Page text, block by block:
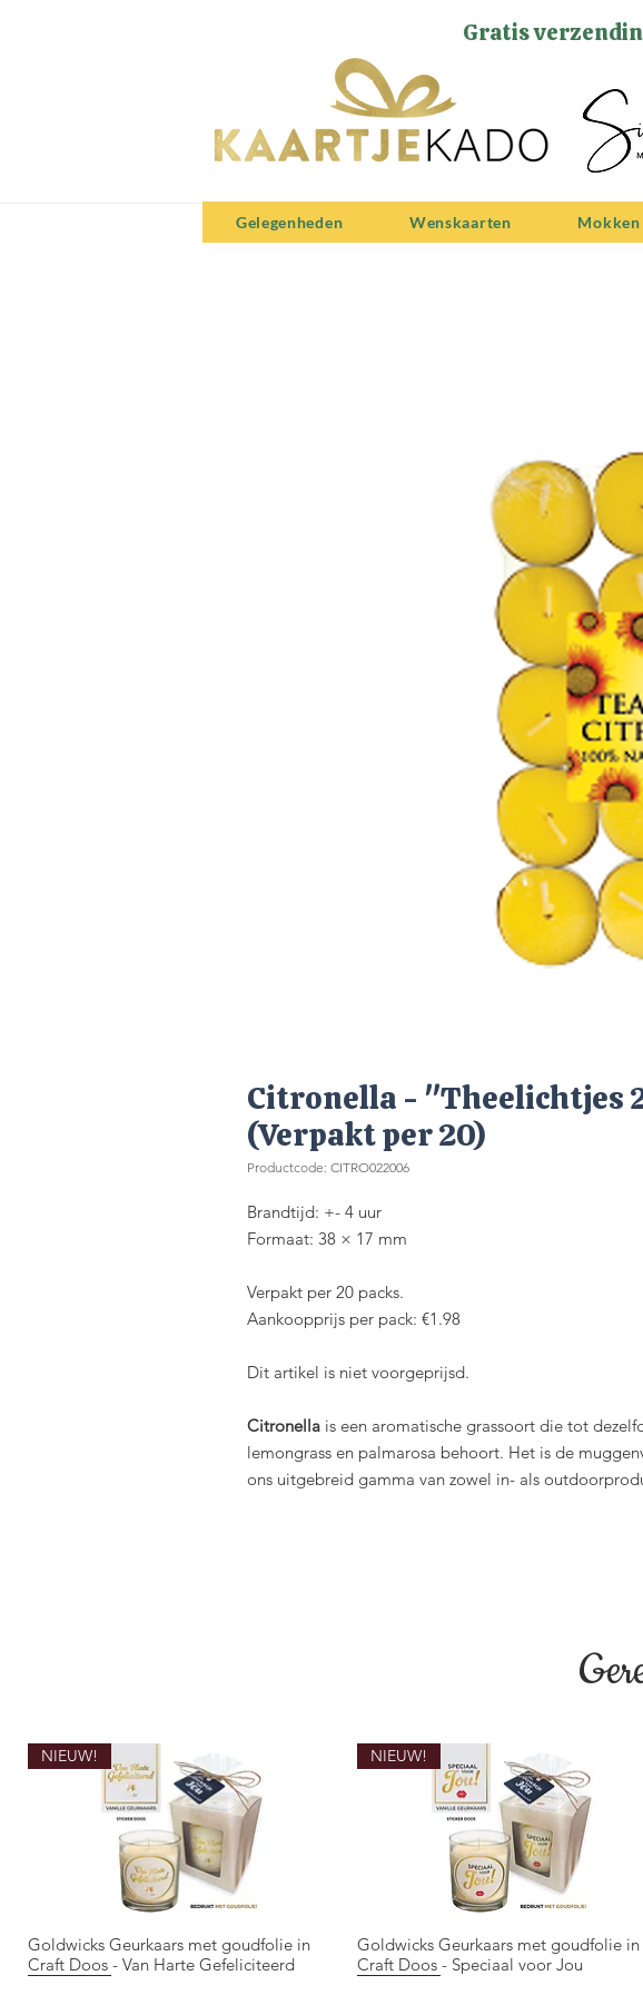
Gratis
Gelegenheden Wenskaarten Mokken
Citronella - "Theelichtjes
(Verpakt per 20)
Productcode: CITRO022006
Brandtijd: +- 4 uur
Formaat: 38 × 17 mm
Verpakt per 20 packs.
Aankoopprijs per pack: €1.98
Dit artikel is niet voorgeprijsd.
Citronella is een aromatische grassoort die tot
lemongrass en palmarosa behoort. Het is de
ons uitgebreid gamma van zowel in- als
Snel overzicht
NIEUW!
Goldwicks Geurkaars met goudfolie in
Craft Doos - Van Harte Gefeliciteerd
Snel overzicht
NIEUW!
Goldwicks Geurkaars met goudfolie in
Craft Doos - Speciaal voor Jou